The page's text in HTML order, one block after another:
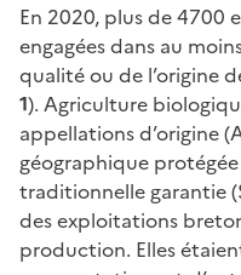
En 2020, plus de 4700
engagées dans au
qualité ou de l’origine
1). Agriculture
appellations d’origine
géographique
traditionnelle garantie
des exploitations
production. Elles